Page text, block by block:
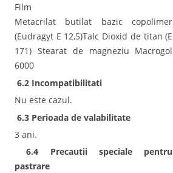
Film
Metacrilat butilat bazic copolimer
(Eudragyt E 12,5)Talc Dioxid de titan (E
171) Stearat de magneziu Macrogol
6000
6.2 Incompatibilitati
Nu este cazul.
6.3 Perioada de valabilitate
3 ani.
6.4 Precautii speciale pentru
pastrare